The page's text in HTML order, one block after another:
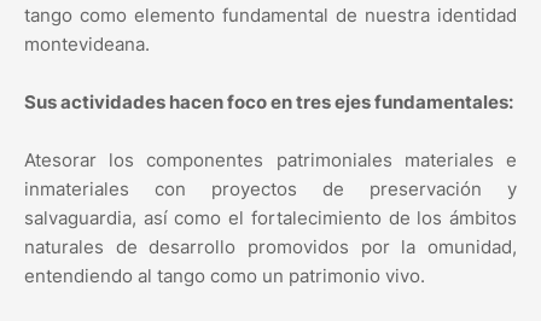
tango como elemento fundamental de nuestra identidad
montevideana.
Sus actividades hacen foco en tres ejes fundamentales:
Atesorar los componentes patrimoniales materiales e
inmateriales con proyectos de preservación y
salvaguardia, así como el fortalecimiento de los ámbitos
naturales de desarrollo promovidos por la omunidad,
entendiendo al tango como un patrimonio vivo.